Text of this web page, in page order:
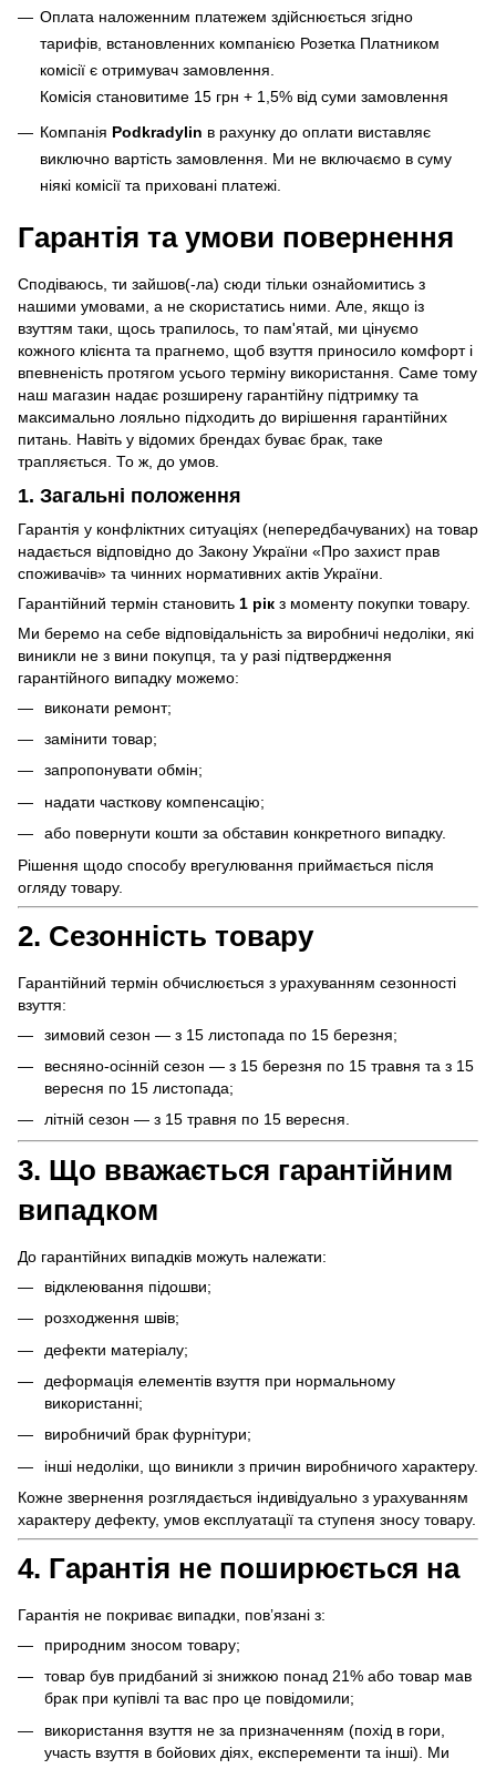
Оплата наложенним платежем здійснюється згідно
тарифів, встановленних компанією Розетка Платником
комісії є отримувач замовлення.
Комісія становитиме 15 грн + 1,5% від суми замовлення
Компанія Podkradylin в рахунку до оплати виставляє
виключно вартість замовлення. Ми не включаємо в суму
ніякі комісії та приховані платежі.
Гарантія та умови повернення
Сподіваюсь, ти зайшов(-ла) сюди тільки ознайомитись з
нашими умовами, а не скористатись ними. Але, якщо із
взуттям таки, щось трапилось, то пам'ятай, ми цінуємо
кожного клієнта та прагнемо, щоб взуття приносило комфорт і
впевненість протягом усього терміну використання. Саме тому
наш магазин надає розширену гарантійну підтримку та
максимально лояльно підходить до вирішення гарантійних
питань. Навіть у відомих брендах буває брак, таке
трапляється. То ж, до умов.
1. Загальні положення
Гарантія у конфліктних ситуаціях (непередбачуваних) на товар
надається відповідно до Закону України «Про захист прав
споживачів» та чинних нормативних актів України.
Гарантійний термін становить 1 рік з моменту покупки товару.
Ми беремо на себе відповідальність за виробничі недоліки, які
виникли не з вини покупця, та у разі підтвердження
гарантійного випадку можемо:
виконати ремонт;
замінити товар;
запропонувати обмін;
надати часткову компенсацію;
або повернути кошти за обставин конкретного випадку.
Рішення щодо способу врегулювання приймається після
огляду товару.
2. Сезонність товару
Гарантійний термін обчислюється з урахуванням сезонності
взуття:
зимовий сезон — з 15 листопада по 15 березня;
весняно-осінній сезон — з 15 березня по 15 травня та з 15
вересня по 15 листопада;
літній сезон — з 15 травня по 15 вересня.
3. Що вважається гарантійним
випадком
До гарантійних випадків можуть належати:
відклеювання підошви;
розходження швів;
дефекти матеріалу;
деформація елементів взуття при нормальному
використанні;
виробничий брак фурнітури;
інші недоліки, що виникли з причин виробничого характеру.
Кожне звернення розглядається індивідуально з урахуванням
характеру дефекту, умов експлуатації та ступеня зносу товару.
4. Гарантія не поширюється на
Гарантія не покриває випадки, пов’язані з:
природним зносом товару;
товар був придбаний зі знижкою понад 21% або товар мав
брак при купівлі та вас про це повідомили;
використання взуття не за призначенням (похід в гори,
участь взуття в бойових діях, експеременти та інші). Ми